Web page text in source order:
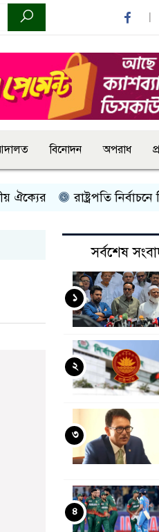
বিনোদন অপরাধ
রাষ্ট্রপতি নির্বাচনে
সর্বশেষ
১
২
৩
৪